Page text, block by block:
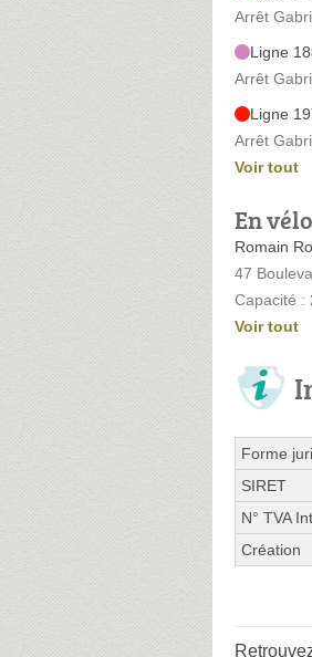
Arrêt
Ligne
Arrêt
Ligne
Arrêt
Voir tout
En vélo
Romain
47
Capacité :
Voir tout
Forme
SIRET
N° TVA
Création